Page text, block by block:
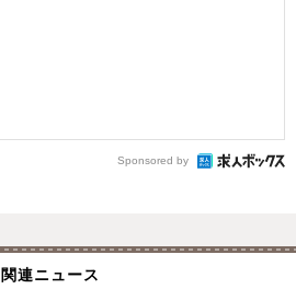
Sponsored by
関連ニュース